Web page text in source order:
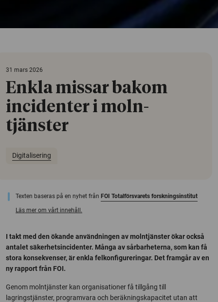
31 mars 2026
Enkla missar bakom
incidenter i moln­
tjänster
Digitalisering
Texten baseras på en nyhet från FOI Totalförsvarets forskningsinstitut
Läs mer om vårt innehåll.
I takt med den ökande användningen av molntjänster ökar också
antalet säkerhetsincidenter. Många av sårbarheterna, som kan få
stora konsekvenser, är enkla felkonfigureringar. Det framgår av en
ny rapport från FOI.
Genom molntjänster kan organisationer få tillgång till
lagringstjänster, programvara och beräkningskapacitet utan att